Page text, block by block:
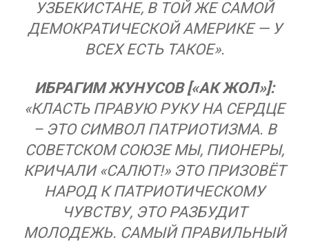
УЗБЕКИСТАНЕ, В ТОЙ ЖЕ САМОЙ
ДЕМОКРАТИЧЕСКОЙ АМЕРИКЕ — У
ВСЕХ ЕСТЬ ТАКОЕ».
ИБРАГИМ ЖУНУСОВ [«АК ЖОЛ»]:
«КЛАСТЬ ПРАВУЮ РУКУ НА СЕРДЦЕ
– ЭТО СИМВОЛ ПАТРИОТИЗМА. В
СОВЕТСКОМ СОЮЗЕ МЫ, ПИОНЕРЫ,
КРИЧАЛИ «САЛЮТ!» ЭТО ПРИЗОВЁТ
НАРОД К ПАТРИОТИЧЕСКОМУ
ЧУВСТВУ, ЭТО РАЗБУДИТ
МОЛОДЕЖЬ. САМЫЙ ПРАВИЛЬНЫЙ